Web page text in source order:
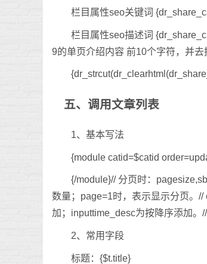
栏目属性seo关键词
栏目属性seo描述词
9的单页介绍内容 前10个字符，并
五、调用文章列表
1、基本写法
{module catid=$catid
{/module}// 分页时：
数量；page=1时，表示显示分页。
加；inputtime_desc为按降序添加
2、常用字段
标题：{$t.title}